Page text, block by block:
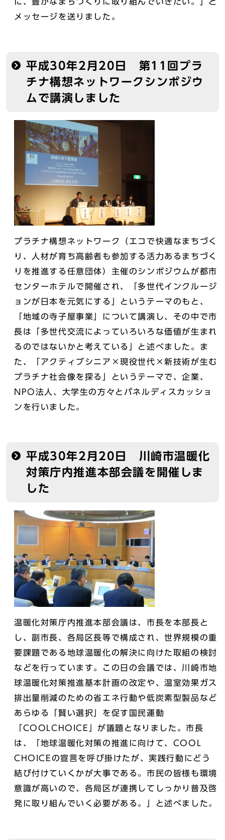
に、豊かなまちづくりに取り組んでいきたい。」と
メッセージを送りました。
平成30年2月20日 第11回プラ
チナ構想ネットワークシンポジウ
ムで講演しました
プラチナ構想ネットワーク（エコで快適なまちづく
り、人材が育ち高齢者も参加する活力あるまちづく
りを推進する任意団体）主催のシンポジウムが都市
センターホテルで開催され、「多世代インクルージ
ョンが日本を元気にする」というテーマのもと、
「地域の寺子屋事業」について講演し、その中で市
長は「多世代交流によっていろいろな価値が生まれ
るのではないかと考えている」と述べました。ま
た、「アクティブシニア×現役世代×新技術が生む
プラチナ社会像を探る」というテーマで、企業、
NPO法人、大学生の方々とパネルディスカッショ
ンを行いました。
平成30年2月20日 川崎市温暖化
対策庁内推進本部会議を開催しま
した
温暖化対策庁内推進本部会議は、市長を本部長と
し、副市長、各局区長等で構成され、世界規模の重
要課題である地球温暖化の解決に向けた取組の検討
などを行っています。この日の会議では、川崎市地
球温暖化対策推進基本計画の改定や、温室効果ガス
排出量削減のための省エネ行動や低炭素型製品など
あらゆる「賢い選択」を促す国民運動
「COOLCHOICE」が議題となりました。市長
は、「地球温暖化対策の推進に向けて、COOL
CHOICEの宣言を呼び掛けたが、実践行動にどう
結び付けていくかが大事である。市民の皆様も環境
意識が高いので、各局区が連携してしっかり普及啓
発に取り組んでいく必要がある。」と述べました。